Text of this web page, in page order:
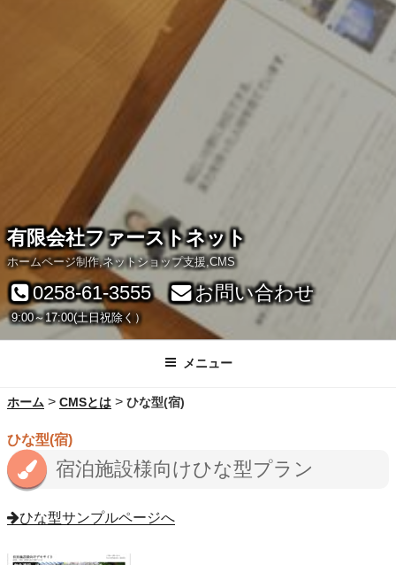
有限会社ファーストネット
ホームページ制作,ネットショップ支援,CMS
0258-61-3555
9:00～17:00(土日祝除く）
お問い合わせ
メニュー
ホーム > CMSとは > ひな型(宿)
ひな型(宿)
宿泊施設様向けひな型プラン
ひな型サンプルページへ